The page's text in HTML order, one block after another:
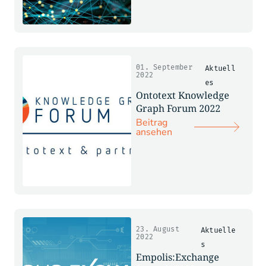
Aktuell
es
01. September
2022
Ontotext Knowledge
Graph Forum 2022
Beitrag
ansehen
Aktuelle
s
23. August
2022
Empolis:Exchange